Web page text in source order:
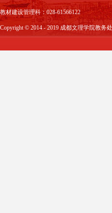
教材建设管理科：028-61566122
Copyright © 2014 - 2019 成都文理学院教务